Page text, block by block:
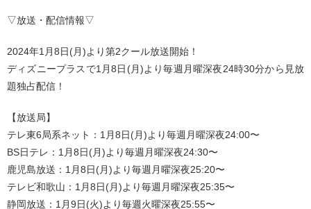
▽放送・配信情報▽
2024年1月8日(月)より第2クール放送開始！
ディズニープラスで1月8日(月)より毎週月曜深夜24時30分から見放
題独占配信！
【放送局】
テレ東6局系ネット：1月8日(月)より毎週月曜深夜24:00〜
BS日テレ：1月8日(月)より毎週月曜深夜24:30〜
鹿児島放送：1月8日(月)より毎週月曜深夜25:20〜
テレビ和歌山：1月8日(月)より毎週月曜深夜25:35〜
静岡放送：1月9日(火)より毎週火曜深夜25:55〜